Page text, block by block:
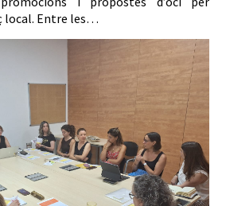
local. Entre les…